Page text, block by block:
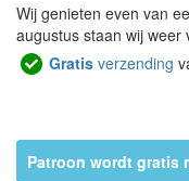
Wij genieten even van
augustus staan wij weer
Gratis verzending
Patroon wordt gratis